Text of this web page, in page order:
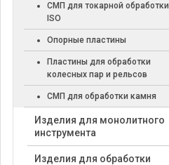
СМП для токарной обработки
ISO
Опорные пластины
Пластины для обработки
колесных пар и рельсов
СМП для обработки камня
Изделия для монолитного
инструмента
Изделия для обработки